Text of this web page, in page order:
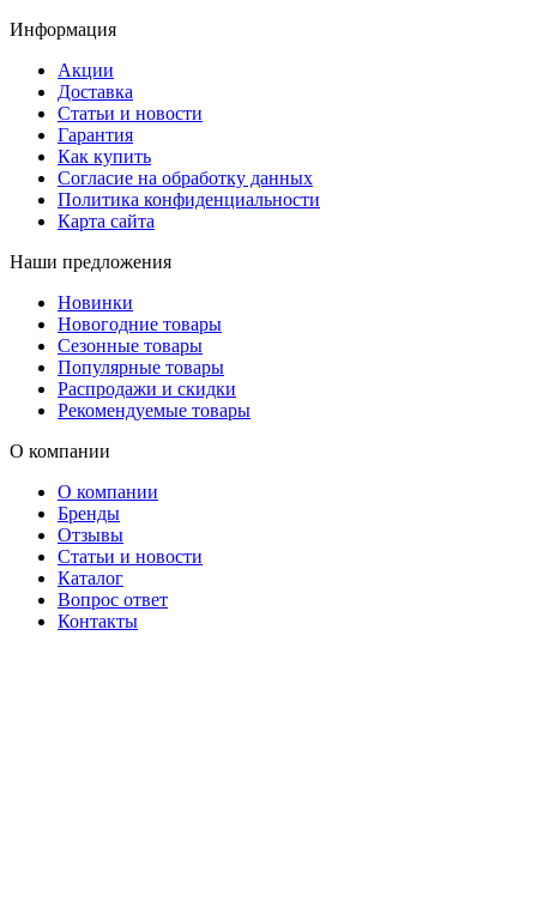
Информация
Акции
Доставка
Статьи и новости
Гарантия
Как купить
Согласие на обработку данных
Политика конфиденциальности
Карта сайта
Наши предложения
Новинки
Новогодние товары
Сезонные товары
Популярные товары
Распродажи и скидки
Рекомендуемые товары
О компании
О компании
Бренды
Отзывы
Статьи и новости
Каталог
Вопрос ответ
Контакты